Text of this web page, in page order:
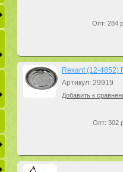
Опт: 284
Rexant (12-4852)
Артикул: 29919
Добавить к
Опт: 302